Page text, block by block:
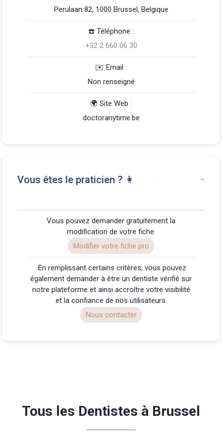
Perulaan 82, 1000 Brussel, Belgique
☎️️ Téléphone :
+32 2 660 06 30
️✉️ Email :
Non renseigné
🌍 Site Web :
doctoranytime.be
Vous êtes le praticien ? 👩
Vous pouvez demander gratuitement la
modification de votre fiche.
Modifier votre fiche pro
️ En remplissant certains critères, vous pouvez
également demander à être un dentiste vérifié sur
notre plateforme et ainsi accroître votre visibilité
et la confiance de nos utilisateurs.
Nous contacter
Tous les Dentistes à Brussel